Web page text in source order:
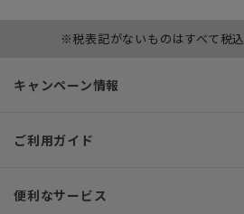
※税表記がないものはすべて税
キャンペーン情報
ご利用ガイド
便利なサービス